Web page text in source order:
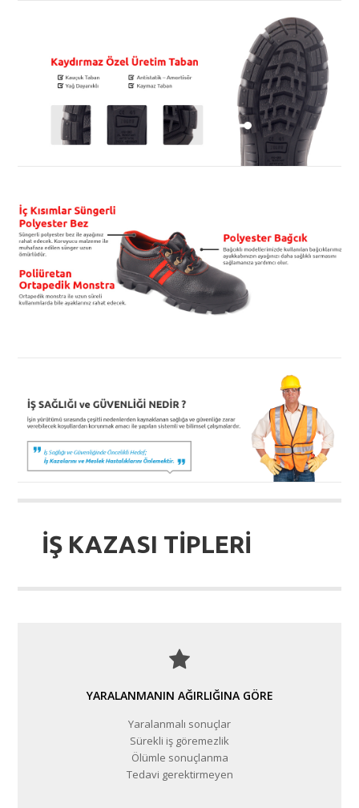
İŞ KAZASI TİPLERİ
YARALANMANIN AĞIRLIĞINA GÖRE
Yaralanmalı sonuçlar
Sürekli iş göremezlik
Ölümle sonuçlanma
Tedavi gerektirmeyen